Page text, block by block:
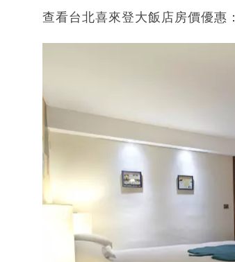
查看台北喜來登大飯店房價優惠：